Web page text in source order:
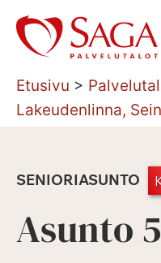
Siirry
sisältöön
Etusivu >
Lakeudenlinna,
SENIORIASUNTO
Asunto